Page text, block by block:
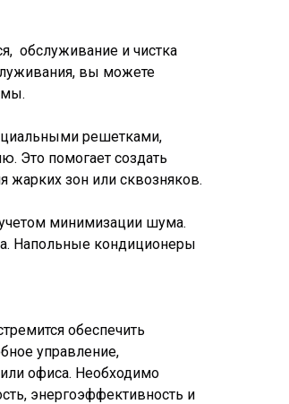
обслуживание и чистка
вы можете
решетками,
Это помогает создать
жарких зон или сквозняков.
минимизации шума.
Напольные кондиционеры
обеспечить
управление,
офиса. Необходимо
энергоэффективность и